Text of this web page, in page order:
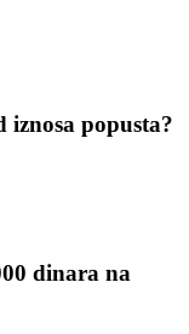
popusta?
dinara na